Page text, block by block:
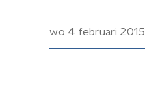
wo 4 februari 2015